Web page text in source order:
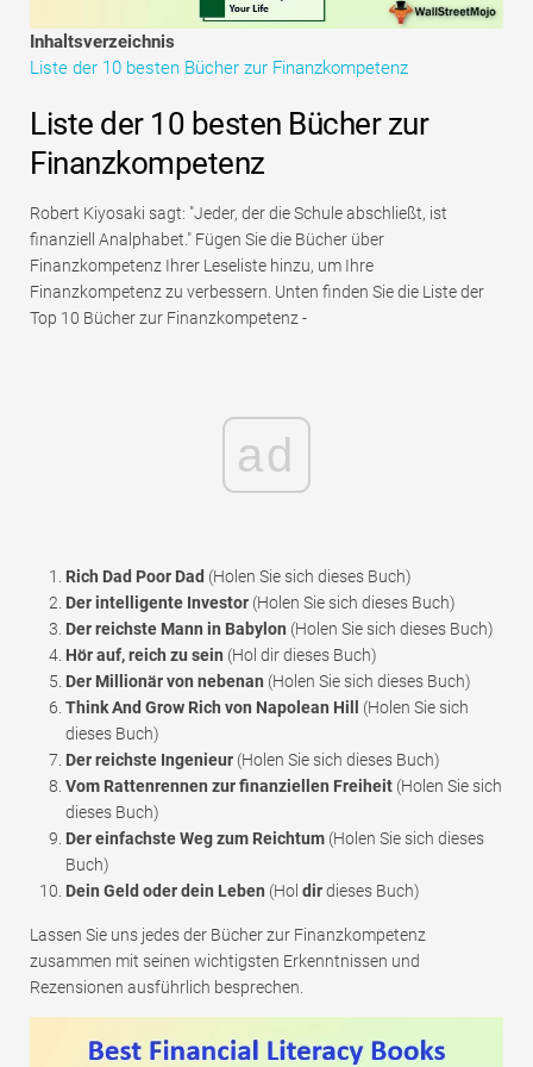
Tutorials zur Finanzmodellierung
Vollständige Form
Risikomanagement-Tutorials
Inhaltsverzeichnis
Liste der 10 besten Bücher zur Finanzkompetenz
Liste der 10 besten Bücher zur
Finanzkompetenz
Robert Kiyosaki sagt: "Jeder, der die Schule abschließt, ist
finanziell Analphabet." Fügen Sie die Bücher über
Finanzkompetenz Ihrer Leseliste hinzu, um Ihre
Finanzkompetenz zu verbessern. Unten finden Sie die Liste der
Top 10 Bücher zur Finanzkompetenz -
ad
Rich Dad Poor Dad (Holen Sie sich dieses Buch)
Der intelligente Investor (Holen Sie sich dieses Buch)
Der reichste Mann in Babylon (Holen Sie sich dieses Buch)
Hör auf, reich zu sein (Hol dir dieses Buch)
Der Millionär von nebenan (Holen Sie sich dieses Buch)
Think And Grow Rich von Napolean Hill (Holen Sie sich
dieses Buch)
Der reichste Ingenieur (Holen Sie sich dieses Buch)
Vom Rattenrennen zur finanziellen Freiheit (Holen Sie sich
dieses Buch)
Der einfachste Weg zum Reichtum (Holen Sie sich dieses
Buch)
Dein Geld oder dein Leben (Hol dirdieses Buch)
Lassen Sie uns jedes der Bücher zur Finanzkompetenz
zusammen mit seinen wichtigsten Erkenntnissen und
Rezensionen ausführlich besprechen.